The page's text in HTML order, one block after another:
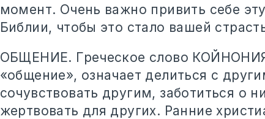
момент. Очень важно привить себе
Библии, чтобы это стало вашей
ОБЩЕНИЕ. Греческое слово
«общение», означает делиться с
сочувствовать другим, заботиться о
жертвовать для других. Ранние